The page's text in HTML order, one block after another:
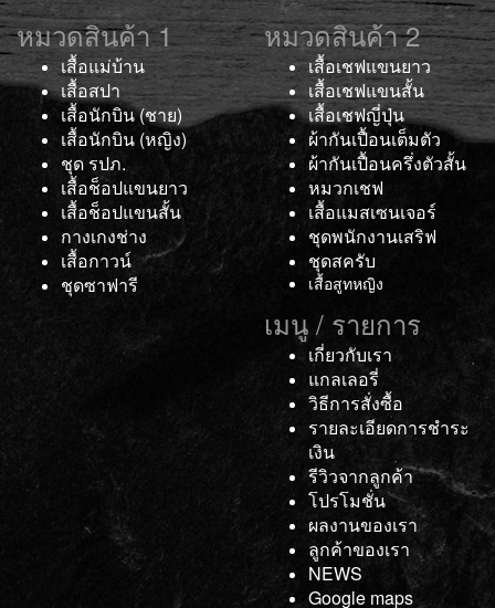
หมวดสินค้า 1
เสื้อแม่บ้าน
เสื้อสปา
เสื้อนักบิน (ชาย)
เสื้อนักบิน (หญิง)
ชุด รปภ.
เสื้อช็อปแขนยาว
เสื้อช็อปแขนสั้น
กางเกงช่าง
เสื้อกาวน์
ชุดซาฟารี
หมวดสินค้า 2
เสื้อเชฟแขนยาว
เสื้อเชฟแขนสั้น
เสื้อเชฟญี่ปุ่น
ผ้ากันเปื้อนเต็มตัว
ผ้ากันเปื้อนครึ่งตัวสั้น
หมวกเชฟ
เสื้อแมสเซนเจอร์
ชุดพนักงานเสริฟ
ชุดสครับ
เสื้อสูทหญิง
เมนู / รายการ
เกี่ยวกับเรา
แกลเลอรี่
วิธีการสั่งซื้อ
รายละเอียดการชำระ
เงิน
รีวิวจากลูกค้า
โปรโมชั่น
ผลงานของเรา
ลูกค้าของเรา
NEWS
Google maps